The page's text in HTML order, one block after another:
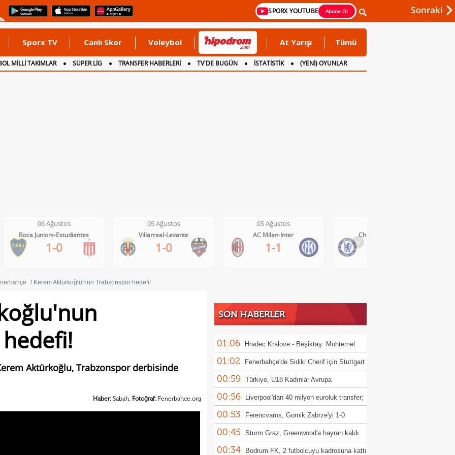
SPORX YOUTUBE Abone Ol
Sporx TV Canlı Skor Voleybol At Yarışı Tümü
MİLLİ TAKIMLAR SÜPER LİG TRANSFER HABERLERİ TV'DE BUGÜN İSTATİSTİK
(YENİ) OYUNLAR
05 Ağustos
Villarreal-Levante
1-0
05 Ağustos
AC Milan-Inter
1-1
05 Ağustos
Chelsea-Juventus
0-1
SSC Napoli-Osasuna
>
Kerem Aktürkoğlu'nun Trabzonspor hedefi!
Aktürkoğlu, Trabzonspor derbisinde
Haber: Sabah, Fotoğraf: Fenerbahce.org
SON HABERLER
01:06 Hradec Kralove - Beşiktaş: Muhtemel
11'ler
01:02 Fenerbahçe'de Sidiki Cherif için Stuttgart
iddiası!
00:59 Türkiye, U18 Kadınlar Avrupa
Şampiyonası'nda Sırbistan'a 70-67 yenildi
00:56 Liverpool'dan 40 milyon euroluk transfer;
Victor Munoz
00:53 Ferencvaros, Gornik Zabrze'yi 1-0
mağlup etti
00:45 Sturm Graz, Greenwood'a hayran kaldı
00:34 Bodrum FK, 2 futbolcuyu kadrosuna kattı